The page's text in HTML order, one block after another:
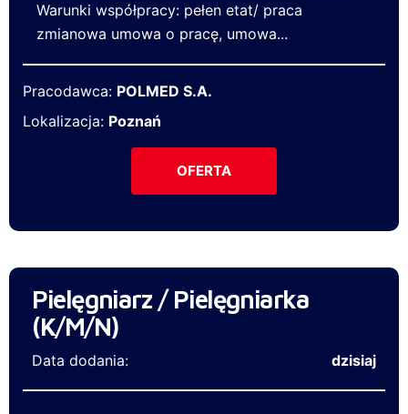
Warunki współpracy: pełen etat/ praca
zmianowa umowa o pracę, umowa...
Pracodawca: POLMED S.A.
Lokalizacja: Poznań
OFERTA
Pielęgniarz / Pielęgniarka
(K/M/N)
Data dodania: dzisiaj